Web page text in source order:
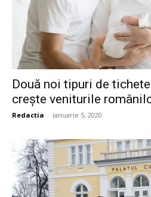
Două noi tipuri de
crește veniturile
Redactia - ianuarie 5, 2020